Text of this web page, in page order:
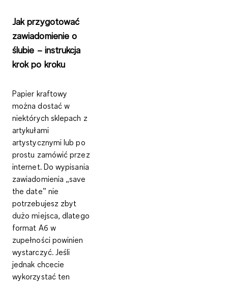
Jak przygotować
zawiadomienie o
ślubie – instrukcja
krok po kroku
Papier kraftowy
można dostać w
niektórych sklepach z
artykułami
artystycznymi lub po
prostu zamówić przez
internet. Do wypisania
zawiadomienia „save
the date” nie
potrzebujesz zbyt
dużo miejsca, dlatego
format A6 w
zupełności powinien
wystarczyć. Jeśli
jednak chcecie
wykorzystać ten